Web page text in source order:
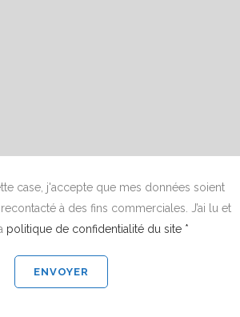
case, j'accepte que mes données soient
à des fins commerciales. J’ai lu et
politique de confidentialité du site *